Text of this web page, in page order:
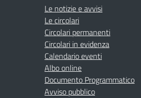
Le notizie e avvisi
Le circolari
Circolari permanenti
Circolari in evidenza
Calendario eventi
Albo online
Documento Programmatico
Avviso pubblico